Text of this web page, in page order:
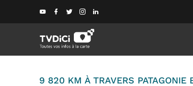
9 820 KM À TRAVERS PATAGONIE